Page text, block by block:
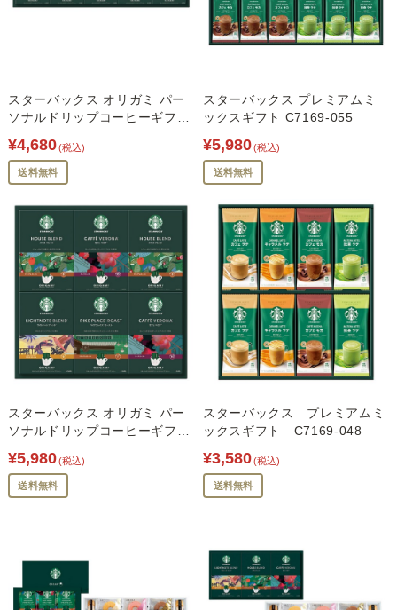
スターバックス オリガミ パー
ソナルドリップコーヒーギフ
¥4,680(税込)
送料無料
スターバックス プレミアムミ
ックスギフト C7169-055
¥5,980(税込)
送料無料
スターバックス オリガミ パー
ソナルドリップコーヒーギフ
¥5,980(税込)
送料無料
スターバックス プレミアムミ
ックスギフト C7169-048
¥3,580(税込)
送料無料